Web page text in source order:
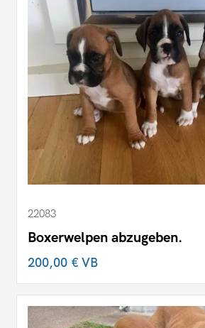
22083
Boxerwelpen abzugeben.
200,00 €VB